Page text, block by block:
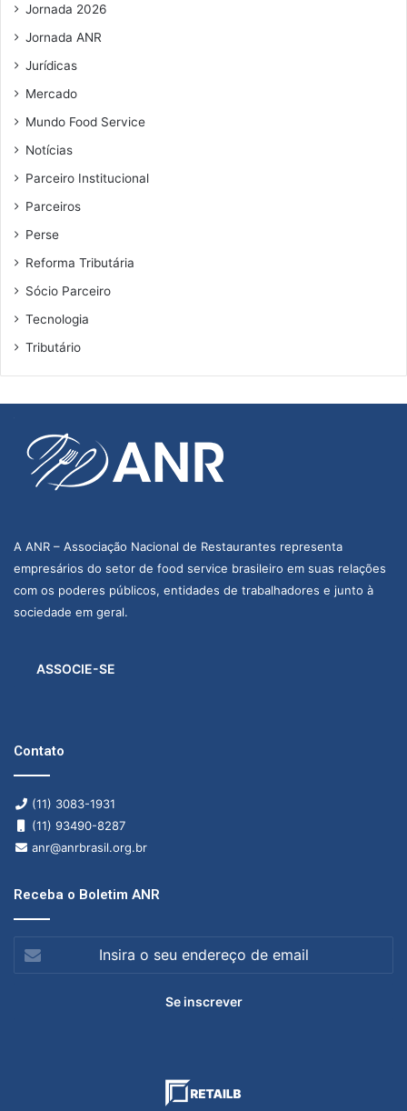
Jornada 2026
Jornada ANR
Jurídicas
Mercado
Mundo Food Service
Notícias
Parceiro Institucional
Parceiros
Perse
Reforma Tributária
Sócio Parceiro
Tecnologia
Tributário
A ANR – Associação Nacional de Restaurantes representa
empresários do setor de food service brasileiro em suas relações
com os poderes públicos, entidades de trabalhadores e junto à
sociedade em geral.
ASSOCIE-SE
Contato
(11) 3083-1931
(11) 93490-8287
anr@anrbrasil.org.br
Receba o Boletim ANR